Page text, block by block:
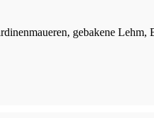
gebakene Lehm,